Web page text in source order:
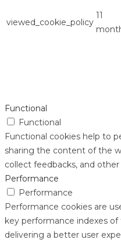
viewed_cookie_policy
11
Functional
Functional
Functional cookies help to
sharing the content of the
collect feedbacks, and
Performance
Performance
Performance cookies are
key performance indexes
delivering a better user